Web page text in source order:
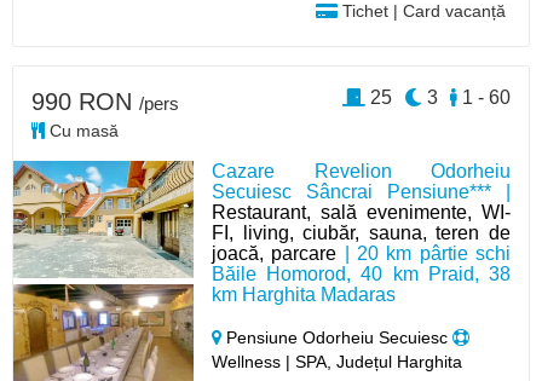
Tichet | Card vacanță
Cazare Revelion Odorheiu
Secuiesc Sâncrai Pensiune*** |
Restaurant, sală evenimente, WI-
FI, living, ciubăr, sauna, teren de
joacă, parcare | 20 km pârtie schi
Băile Homorod, 40 km Praid, 38
km Harghita Madaras
Pensiune Odorheiu Secuiesc
Wellness | SPA, Județul Harghita
990 RON /pers
Cu masă
1 - 60
3
25